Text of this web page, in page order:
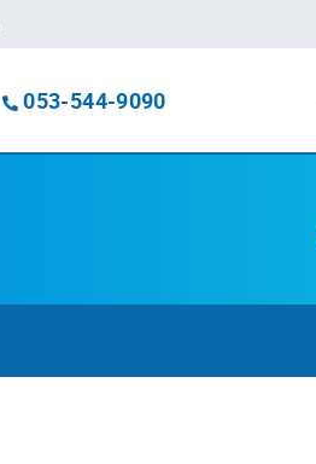
053-544-9090